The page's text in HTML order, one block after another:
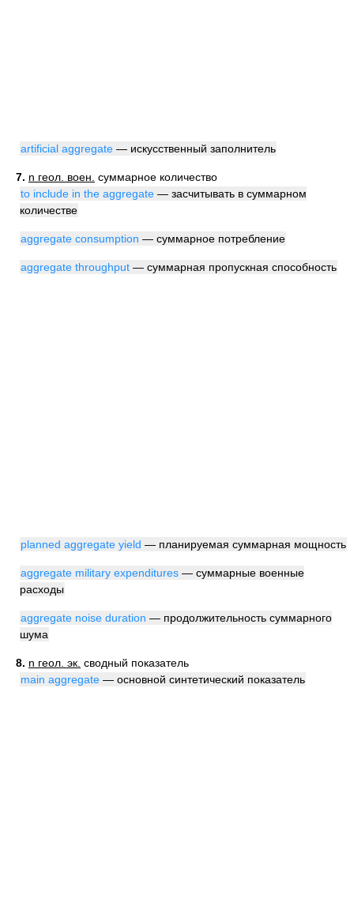
artificial aggregate — искусственный заполнитель
7. n геол. воен. суммарное количество
to include in the aggregate — засчитывать в суммарном
количестве
aggregate consumption — суммарное потребление
aggregate throughput — суммарная пропускная способность
planned aggregate yield — планируемая суммарная мощность
aggregate military expenditures — суммарные военные
расходы
aggregate noise duration — продолжительность суммарного
шума
8. n геол. эк. сводный показатель
main aggregate — основной синтетический показатель